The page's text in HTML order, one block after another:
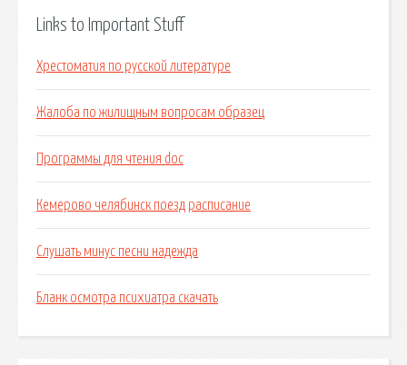
Links to Important Stuff
Хрестоматия по русской литературе
Жалоба по жилищным вопросам образец
Программы для чтения doc
Кемерово челябинск поезд расписание
Слушать минус песни надежда
Бланк осмотра психиатра скачать